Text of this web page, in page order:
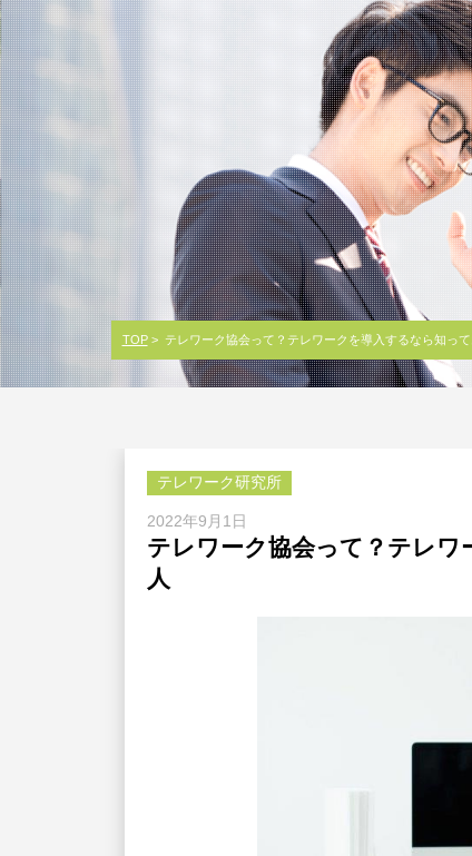
TOP> テレワーク協会って？テレワークを導入するなら知って
テレワーク研究所
2022年9月1日
テレワーク協会って？テレ
人